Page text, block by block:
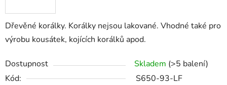
Dřevěné korálky. Korálky nejsou lakované. Vhodné také pro
výrobu kousátek, kojících korálků apod.
Dostupnost Skladem (>5 balení)
Kód:
S650-93-LF